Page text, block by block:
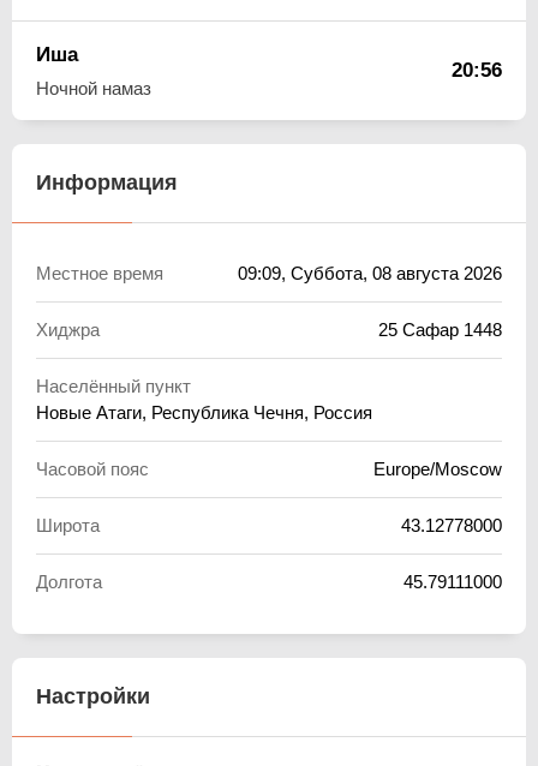
Иша
Ночной намаз
20:56
Информация
Местное время 09:09, Суббота, 08 августа 2026
Хиджра 25 Сафар 1448
Населённый пункт
Новые Атаги, Республика Чечня, Россия
Часовой пояс Europe/Moscow
Широта 43.12778000
Долгота 45.79111000
Настройки